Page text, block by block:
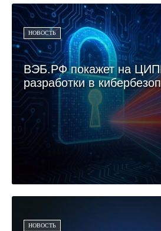
НОВОСТЬ
ВЭБ.РФ покажет на
разработки в
НОВОСТЬ